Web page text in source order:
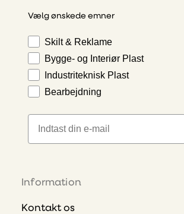
Vælg ønskede emner
Skilt & Reklame
Bygge- og Interiør Plast
Industriteknisk Plast
Bearbejdning
E-mailadresse
Information
Kontakt os